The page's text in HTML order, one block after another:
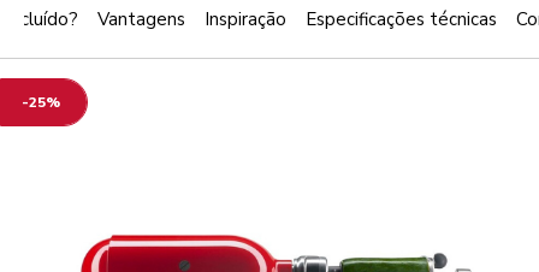
-25%
Vantagens Inspiração Especificações técnicas